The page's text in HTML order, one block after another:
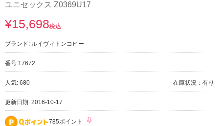
ユニセックス Z0369U17
¥15,698税込
ブランド: ルイヴィトンコピー
番号:17672
人気: 680 在庫状況：有り
更新日期: 2016-10-17
785ポイント